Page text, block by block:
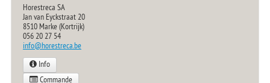
Horestreca SA
Jan van Eyckstraat 20
8510 Marke (Kortrijk)
056 20 27 54
info@horestreca.be
Info
Commande